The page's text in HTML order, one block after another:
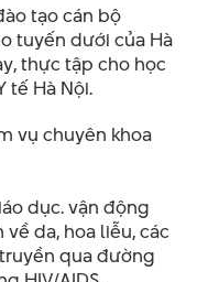
tạo cán bộ
tuyến dưới của Hà
thực tập cho học
tế Hà Nội.
vụ chuyên khoa
dục. vận động
da, hoa liễu, các
qua đường